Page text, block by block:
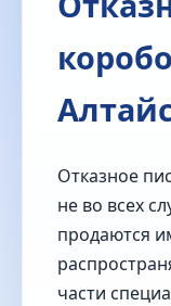
Отказное
не во всех
продаются
части